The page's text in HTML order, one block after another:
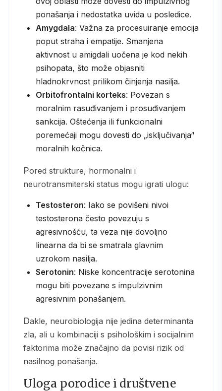
ponašanja i nedostatka uvida u posledice.
Amygdala: Važna za procesuiranje emocija
poput straha i empatije. Smanjena
aktivnost u amigdali uočena je kod nekih
psihopata, što može objasniti
hladnokrvnost prilikom činjenja nasilja.
Orbitofrontalni korteks: Povezan s
moralnim rasuđivanjem i prosuđivanjem
sankcija. Oštećenja ili funkcionalni
poremećaji mogu dovesti do „isključivanja“
moralnih kočnica.
Pored strukture, hormonalni i
neurotransmiterski status mogu igrati ulogu:
Testosteron: Iako se povišeni nivoi
testosterona često povezuju s
agresivnošću, ta veza nije dovoljno
linearnа da bi se smatrala glavnim
uzrokom nasilja.
Serotonin: Niske koncentracije serotonina
mogu biti povezane s impulzivnim
agresivnim ponašanjem.
Dakle, neurobiologija nije jedina determinanta
zla, ali u kombinaciji s psihološkim i socijalnim
faktorima može značajno da povisi rizik od
nasilnog ponašanja.
Uloga porodice i društvene